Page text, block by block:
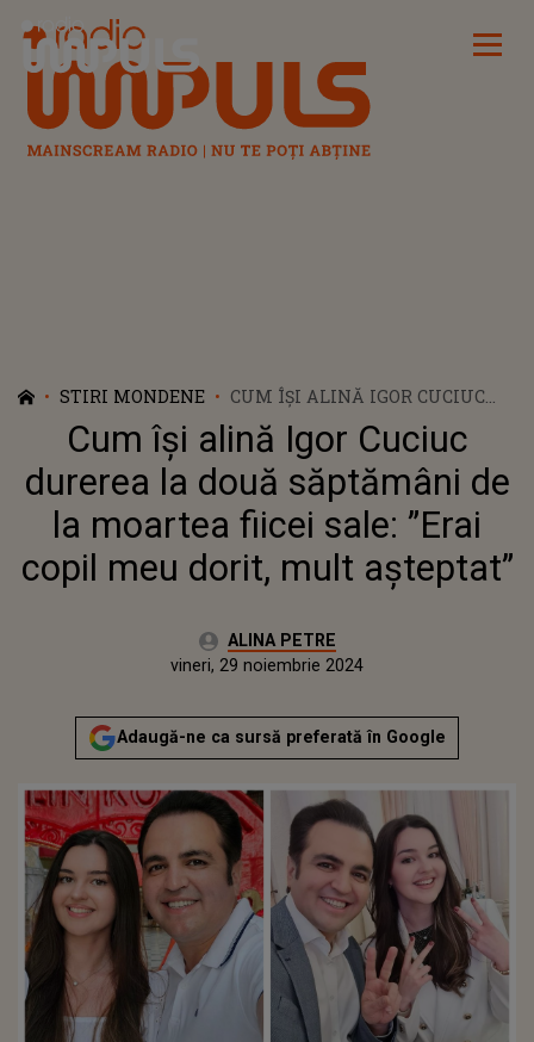
Radio Impuls
STIRI MONDENE
CUM ÎȘI ALINĂ IGOR CUCIUC
DUREREA LA DOUĂ SĂPTĂMÂNI
DE LA MOARTEA FIICEI SALE:
”ERAI COPIL MEU DORIT, MULT
AȘTEPTAT”
Cum își alină Igor Cuciuc
durerea la două săptămâni de
la moartea fiicei sale: ”Erai
copil meu dorit, mult așteptat”
Autor:ALINA PETRE
Publicat:
vineri, 29 noiembrie 2024
Adaugă-ne ca sursă preferată în Google